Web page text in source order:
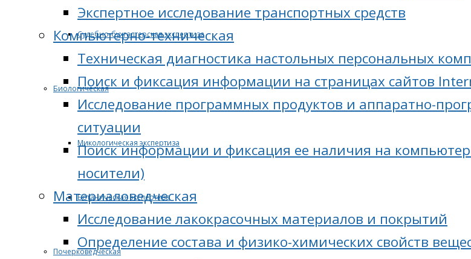
Судебно-бухгалтерская экспертиза
Биологическая
Микологическая экспертиза
Ботаническая экспертиза
Почерковедческая
Экспертное исследование транспортных средств
Компьютерно-техническая
Техническая диагностика настольных персональных
Поиск и фиксация информации на страницах сайтов
Исследование программных продуктов и аппаратно-
ситуации
Поиск информации и фиксация ее наличия на
носители)
Материаловедческая
Исследование лакокрасочных материалов и покрытий
Определение состава и физико-химических свойств